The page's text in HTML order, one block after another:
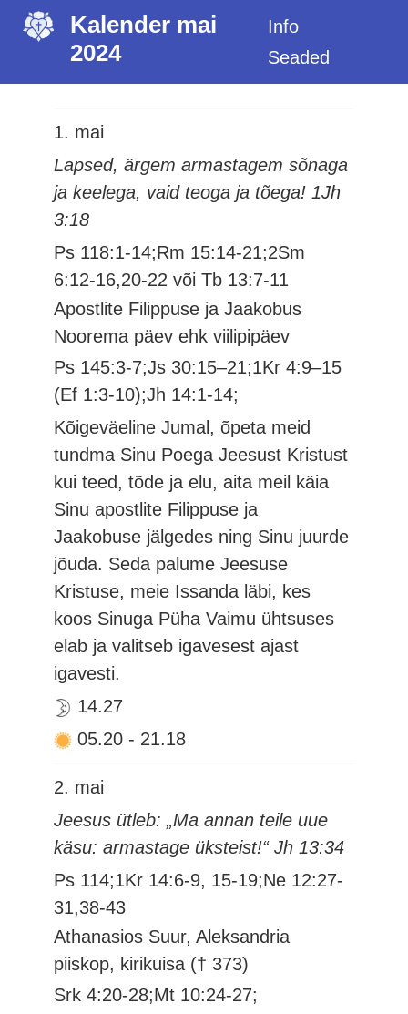
Kalender mai
2024
Info
Seaded
1. mai
Lapsed, ärgem armastagem sõnaga
ja keelega, vaid teoga ja tõega! 1Jh
3:18
Ps 118:1-14;Rm 15:14-21;2Sm
6:12-16,20-22 või Tb 13:7-11
Apostlite Filippuse ja Jaakobus
Noorema päev ehk viilipipäev
Ps 145:3-7;Js 30:15–21;1Kr 4:9–15
(Ef 1:3-10);Jh 14:1-14;
Kõigeväeline Jumal, õpeta meid
tundma Sinu Poega Jeesust Kristust
kui teed, tõde ja elu, aita meil käia
Sinu apostlite Filippuse ja
Jaakobuse jälgedes ning Sinu juurde
jõuda. Seda palume Jeesuse
Kristuse, meie Issanda läbi, kes
koos Sinuga Püha Vaimu ühtsuses
elab ja valitseb igavesest ajast
igavesti.
14.27
05.20 - 21.18
2. mai
Jeesus ütleb: „Ma annan teile uue
käsu: armastage üksteist!“ Jh 13:34
Ps 114;1Kr 14:6-9, 15-19;Ne 12:27-
31,38-43
Athanasios Suur, Aleksandria
piiskop, kirikuisa († 373)
Srk 4:20-28;Mt 10:24-27;